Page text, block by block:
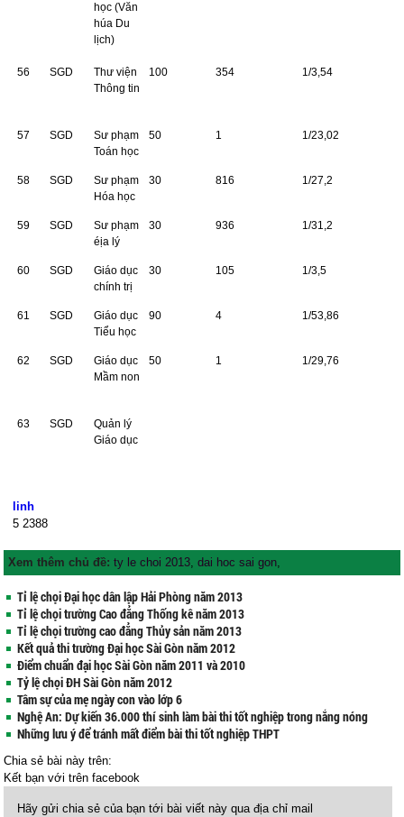
học (Văn
húa Du
lịch)
56 SGD
Thư viện
Thông tin
100 354 1/3,54
57 SGD
Sư phạm
Toán học
50 1 1/23,02
58 SGD
Sư phạm
Hóa học
30 816 1/27,2
59 SGD
Sư phạm
éịa lý
30 936 1/31,2
60 SGD
Giáo dục
chính trị
30 105 1/3,5
61 SGD
Giáo dục
Tiểu học
90 4 1/53,86
62 SGD
Giáo dục
Mầm non
50 1 1/29,76
63 SGD
Quản lý
Giáo dục
linh
5 2388
Xem thêm chủ đề:ty le choi 2013 ,dai hoc sai gon
Tỉ lệ chọi Đại học dân lập Hải Phòng năm 2013
Tỉ lệ chọi trường Cao đẳng Thống kê năm 2013
Tỉ lệ chọi trường cao đẳng Thủy sản năm 2013
Kết quả thi trường Đại học Sài Gòn năm 2012
Điểm chuẩn đại học Sài Gòn năm 2011 và 2010
Tỷ lệ chọi ĐH Sài Gòn năm 2012
Tâm sự của mẹ ngày con vào lớp 6
Nghệ An: Dự kiến 36.000 thí sinh làm bài thi tốt nghiệp trong nắng nóng
Những lưu ý để tránh mất điểm bài thi tốt nghiệp THPT
Chia sẻ bài này trên:
Kết bạn vớitrên facebook
Hãy gửi chia sẻ của bạn tới bài viết này qua địa chỉ mail